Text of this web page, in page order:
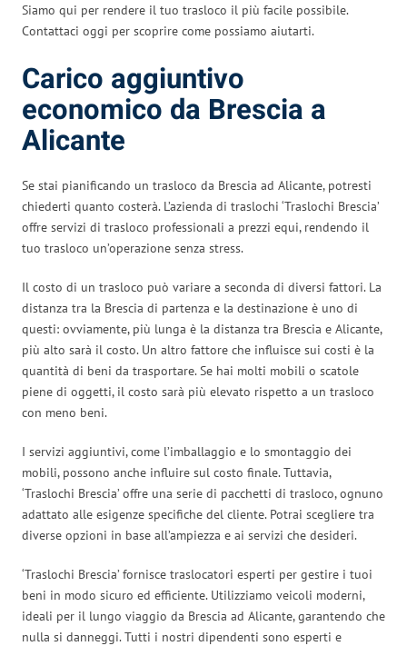
Siamo qui per rendere il tuo trasloco il più facile possibile.
Contattaci oggi per scoprire come possiamo aiutarti.
Carico aggiuntivo
economico da Brescia a
Alicante
Se stai pianificando un trasloco da Brescia ad Alicante, potresti
chiederti quanto costerà. L’azienda di traslochi ‘Traslochi Brescia’
offre servizi di trasloco professionali a prezzi equi, rendendo il
tuo trasloco un’operazione senza stress.
Il costo di un trasloco può variare a seconda di diversi fattori. La
distanza tra la Brescia di partenza e la destinazione è uno di
questi: ovviamente, più lunga è la distanza tra Brescia e Alicante,
più alto sarà il costo. Un altro fattore che influisce sui costi è la
quantità di beni da trasportare. Se hai molti mobili o scatole
piene di oggetti, il costo sarà più elevato rispetto a un trasloco
con meno beni.
I servizi aggiuntivi, come l’imballaggio e lo smontaggio dei
mobili, possono anche influire sul costo finale. Tuttavia,
‘Traslochi Brescia’ offre una serie di pacchetti di trasloco, ognuno
adattato alle esigenze specifiche del cliente. Potrai scegliere tra
diverse opzioni in base all’ampiezza e ai servizi che desideri.
‘Traslochi Brescia’ fornisce traslocatori esperti per gestire i tuoi
beni in modo sicuro ed efficiente. Utilizziamo veicoli moderni,
ideali per il lungo viaggio da Brescia ad Alicante, garantendo che
nulla si danneggi. Tutti i nostri dipendenti sono esperti e